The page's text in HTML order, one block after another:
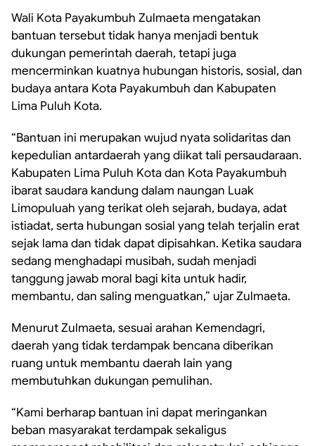
Wali Kota Payakumbuh Zulmaeta mengatakan
bantuan tersebut tidak hanya menjadi bentuk
dukungan pemerintah daerah, tetapi juga
mencerminkan kuatnya hubungan historis, sosial, dan
budaya antara Kota Payakumbuh dan Kabupaten
Lima Puluh Kota.
“Bantuan ini merupakan wujud nyata solidaritas dan
kepedulian antardaerah yang diikat tali persaudaraan.
Kabupaten Lima Puluh Kota dan Kota Payakumbuh
ibarat saudara kandung dalam naungan Luak
Limopuluah yang terikat oleh sejarah, budaya, adat
istiadat, serta hubungan sosial yang telah terjalin erat
sejak lama dan tidak dapat dipisahkan. Ketika saudara
sedang menghadapi musibah, sudah menjadi
tanggung jawab moral bagi kita untuk hadir,
membantu, dan saling menguatkan,” ujar Zulmaeta.
Menurut Zulmaeta, sesuai arahan Kemendagri,
daerah yang tidak terdampak bencana diberikan
ruang untuk membantu daerah lain yang
membutuhkan dukungan pemulihan.
“Kami berharap bantuan ini dapat meringankan
beban masyarakat terdampak sekaligus